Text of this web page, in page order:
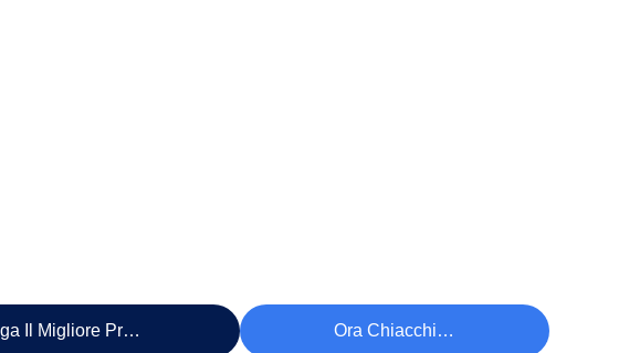
Il Migliore Prezzo Ora Chiacchieri